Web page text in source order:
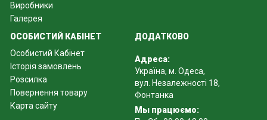
Виробники
Галерея
ОСОБИСТИЙ КАБІНЕТ
Особистий Кабінет
Історія замовлень
Розсилка
Повернення товару
Карта сайту
ДОДАТКОВО
Адреса:
Україна, м. Одеса,
вул. Незалежності 18,
Фонтанка
Мы працюємо: